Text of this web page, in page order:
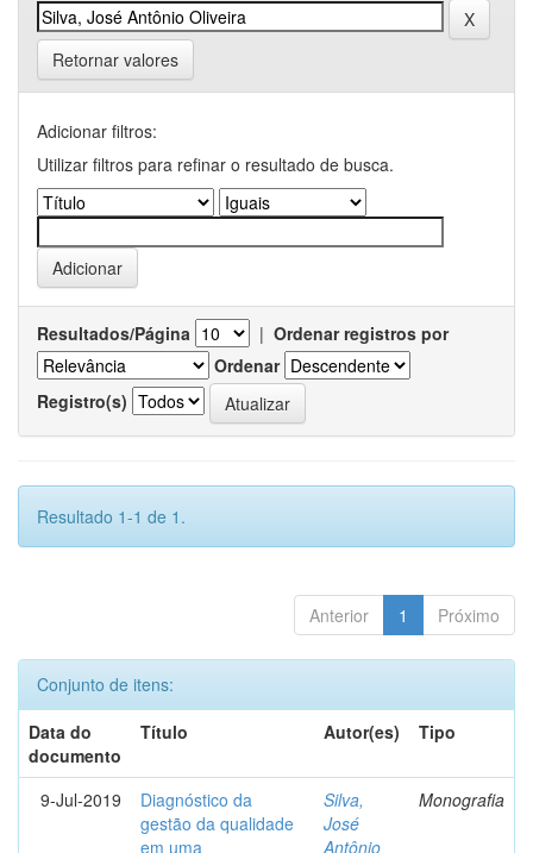
Retornar valores
Adicionar filtros:
Utilizar filtros para refinar o resultado de busca.
Resultados/Página | Ordenar registros por
Ordenar
Registro(s)
Resultado 1-1 de 1.
Anterior 1 Próximo
Conjunto de itens:
Data do
documento
Título Autor(es) Tipo
9-Jul-2019
Diagnóstico da
gestão da qualidade
em uma
Silva,
José
Antônio
Monografia